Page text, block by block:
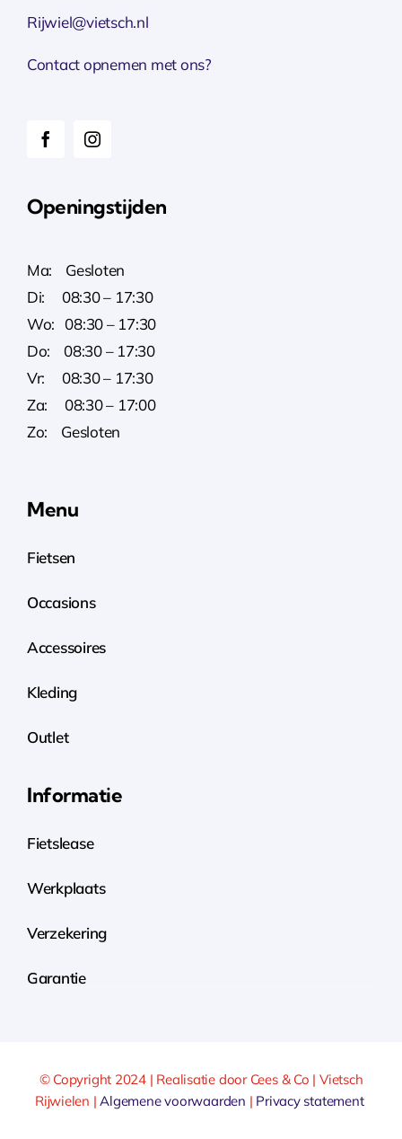
Rijwiel@vietsch.nl
Contact opnemen met ons?
Openingstijden
Ma: Gesloten
Di: 08:30 – 17:30
Wo: 08:30 – 17:30
Do: 08:30 – 17:30
Vr: 08:30 – 17:30
Za: 08:30 – 17:00
Zo: Gesloten
Menu
Fietsen
Occasions
Accessoires
Kleding
Outlet
Informatie
Fietslease
Werkplaats
Verzekering
Garantie
© Copyright 2024 | Realisatie door Cees & Co | Vietsch
Rijwielen |Algemene voorwaarden | Privacy statement